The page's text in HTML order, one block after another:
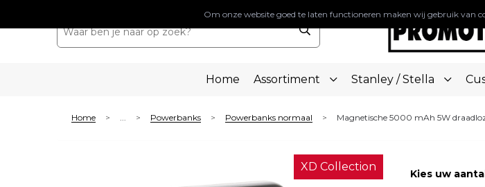
Home Assortiment Stanley / Stella
Home > ... > Powerbanks > Powerbanks normaal > Magnetische 5000 mAh 5W
XD Collection
Kies uw
Om onze website goed te laten functioneren maken wij gebruik van